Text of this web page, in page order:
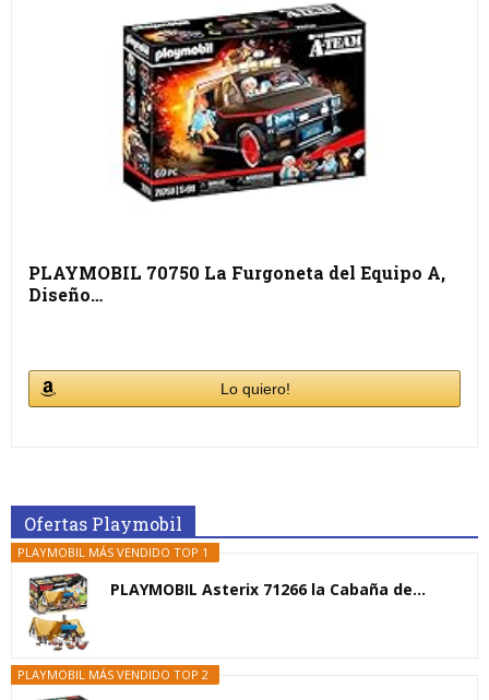
PLAYMOBIL 70750 La Furgoneta del Equipo A,
Diseño…
Lo quiero!
Ofertas Playmobil
PLAYMOBIL MÁS VENDIDO TOP 1
PLAYMOBIL Asterix 71266 la Cabaña de...
PLAYMOBIL MÁS VENDIDO TOP 2